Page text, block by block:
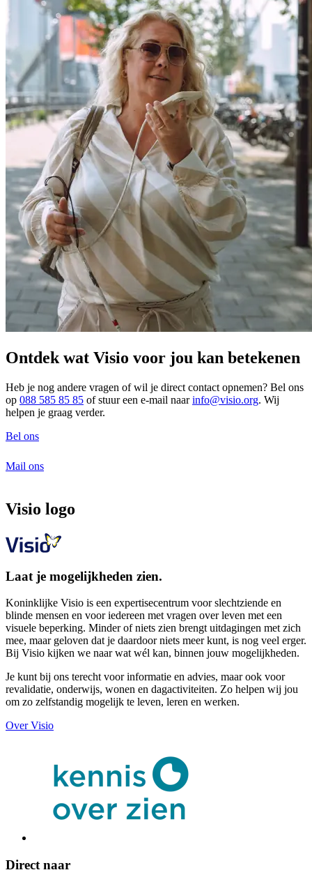
Ontdek wat Visio voor jou kan betekenen
Heb je nog andere vragen of wil je direct contact opnemen? Bel ons
op 088 585 85 85 of stuur een e-mail naarinfo@visio.org. Wij
helpen je graag verder.
Bel ons
Mail ons
Visio logo
Laat je mogelijkheden zien.
Koninklijke Visio is een expertisecentrum voor slechtziende en
blinde mensen en voor iedereen met vragen over leven met een
visuele beperking. Minder of niets zien brengt uitdagingen met zich
mee, maar geloven dat je daardoor niets meer kunt, is nog veel erger.
Bij Visio kijken we naar wat wél kan, binnen jouw mogelijkheden.
Je kunt bij ons terecht voor informatie en advies, maar ook voor
revalidatie, onderwijs, wonen en dagactiviteiten. Zo helpen wij jou
om zo zelfstandig mogelijk te leven, leren en werken.
Over Visio
Direct naar